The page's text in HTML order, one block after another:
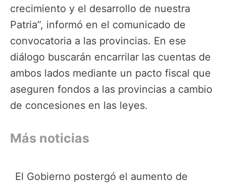
crecimiento y el desarrollo de nuestra
Patria”, informó en el comunicado de
convocatoria a las provincias. En ese
diálogo buscarán encarrilar las cuentas de
ambos lados mediante un pacto fiscal que
aseguren fondos a las provincias a cambio
de concesiones en las leyes.
Más noticias
El Gobierno postergó el aumento de